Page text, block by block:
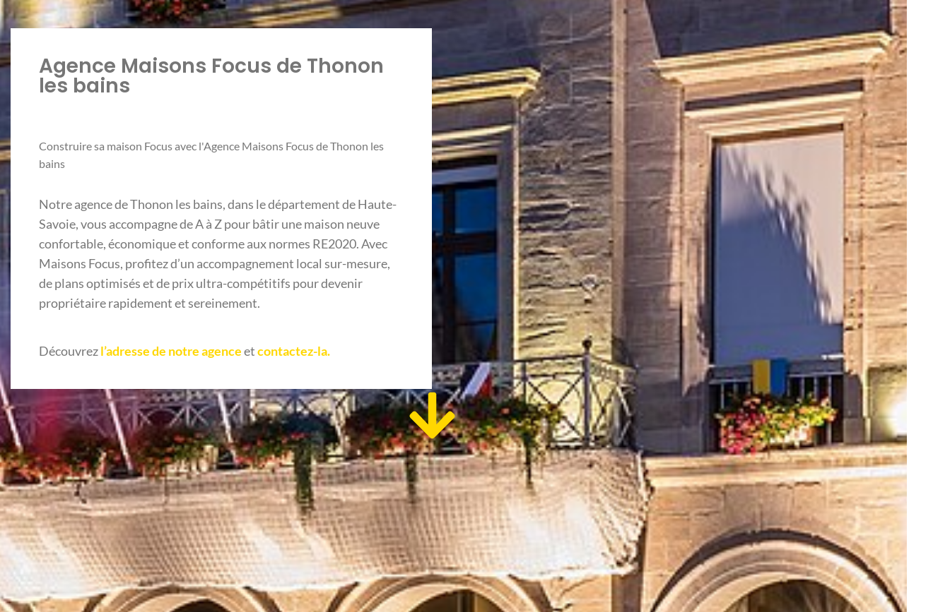
Agence Maisons Focus de Thonon
les bains
Construire sa maison Focus avec l'Agence Maisons Focus de Thonon les
bains
Notre agence de Thonon les bains, dans le département de Haute-
Savoie, vous accompagne de A à Z pour bâtir une maison neuve
confortable, économique et conforme aux normes RE2020. Avec
Maisons Focus, profitez d’un accompagnement local sur-mesure,
de plans optimisés et de prix ultra-compétitifs pour devenir
propriétaire rapidement et sereinement.
Découvrezl’adresse de notre agenceetcontactez-la.